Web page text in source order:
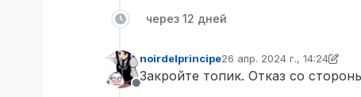
через 12 дней
Не в сети
noirdelprincipe26 апр. 2024 г., 14:24
отредактировано
Закройте топик. Отказ со